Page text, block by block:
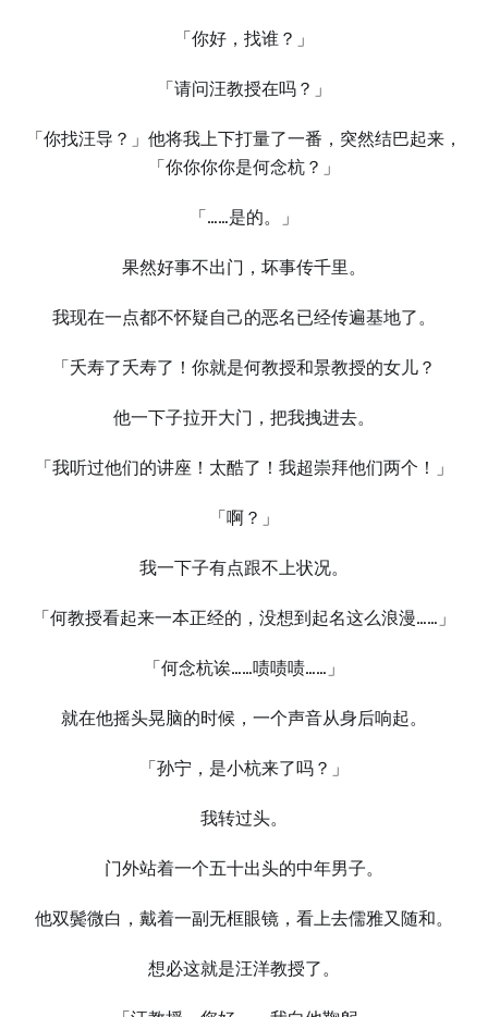
「你好，找谁？」
「请问汪教授在吗？」
「你找汪导？」他将我上下打量了一番，突然结巴起来，
「你你你你是何念杭？」
「……是的。」
果然好事不出门，坏事传千里。
我现在一点都不怀疑自己的恶名已经传遍基地了。
「夭寿了夭寿了！你就是何教授和景教授的女儿？
他一下子拉开大门，把我拽进去。
「我听过他们的讲座！太酷了！我超崇拜他们两个！」
「啊？」
我一下子有点跟不上状况。
「何教授看起来一本正经的，没想到起名这么浪漫……」
「何念杭诶……啧啧啧……」
就在他摇头晃脑的时候，一个声音从身后响起。
「孙宁，是小杭来了吗？」
我转过头。
门外站着一个五十出头的中年男子。
他双鬓微白，戴着一副无框眼镜，看上去儒雅又随和。
想必这就是汪洋教授了。